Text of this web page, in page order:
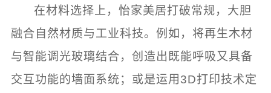
在材料选择上，怡家美居打破常规，大胆
融合自然材质与工业科技。例如，将再生木材
与智能调光玻璃结合，创造出既能呼吸又具备
交互功能的墙面系统；或是运用3D打印技术定